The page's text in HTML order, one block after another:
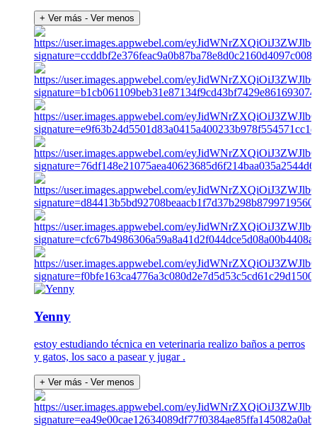
+ Ver más - Ver menos
Yenny
estoy estudiando técnica en veterinaria realizo baños a perros
y gatos, los saco a pasear y jugar .
+ Ver más - Ver menos